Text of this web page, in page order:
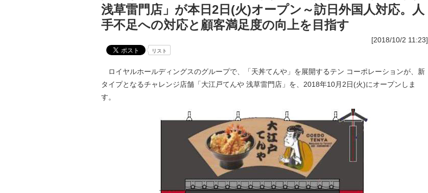
浅草雷門店」が本日2日(火)オープン～訪日外国人対応。人
手不足への対応と顧客満足度の向上を目指す
[2018/10/2 11:23]
リスト
ロイヤルホールディングスのグループで、「天丼てんや」を展開するテン コーポレーションが、新
タイプとなるチャレンジ店舗「大江戸てんや 浅草雷門店」を、2018年10月2日(火)にオープンしま
す。